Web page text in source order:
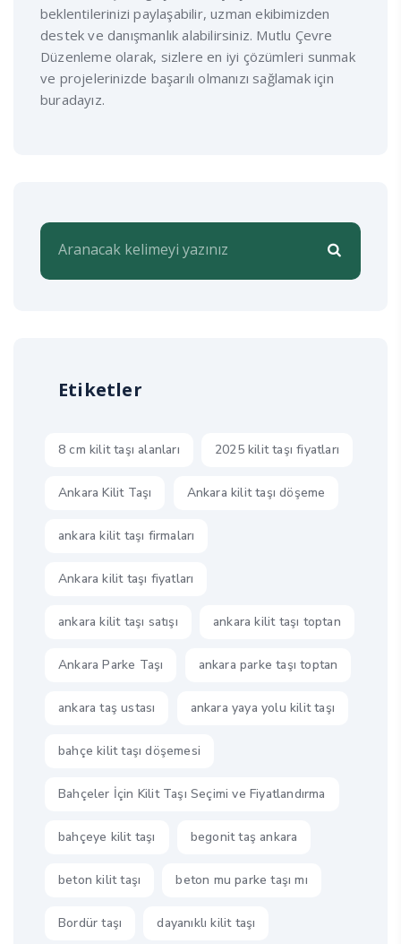
beklentilerinizi paylaşabilir, uzman ekibimizden
destek ve danışmanlık alabilirsiniz. Mutlu Çevre
Düzenleme olarak, sizlere en iyi çözümleri sunmak
ve projelerinizde başarılı olmanızı sağlamak için
buradayız.
Etiketler
8 cm kilit taşı alanları 2025 kilit taşı fiyatları
Ankara Kilit Taşı Ankara kilit taşı döşeme
ankara kilit taşı firmaları
Ankara kilit taşı fiyatları
ankara kilit taşı satışı ankara kilit taşı toptan
Ankara Parke Taşı ankara parke taşı toptan
ankara taş ustası ankara yaya yolu kilit taşı
bahçe kilit taşı döşemesi
Bahçeler İçin Kilit Taşı Seçimi ve Fiyatlandırma
bahçeye kilit taşı begonit taş ankara
beton kilit taşı beton mu parke taşı mı
Bordür taşı dayanıklı kilit taşı